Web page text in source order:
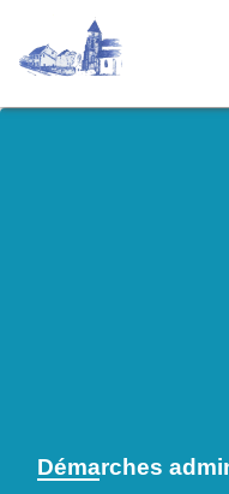
Démarches